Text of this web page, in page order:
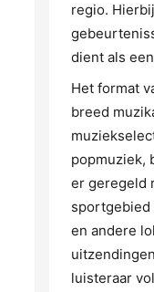
regio.
dient als
Het format
breed
popmuziek,
er geregeld
sportgebied
en andere
luisteraar